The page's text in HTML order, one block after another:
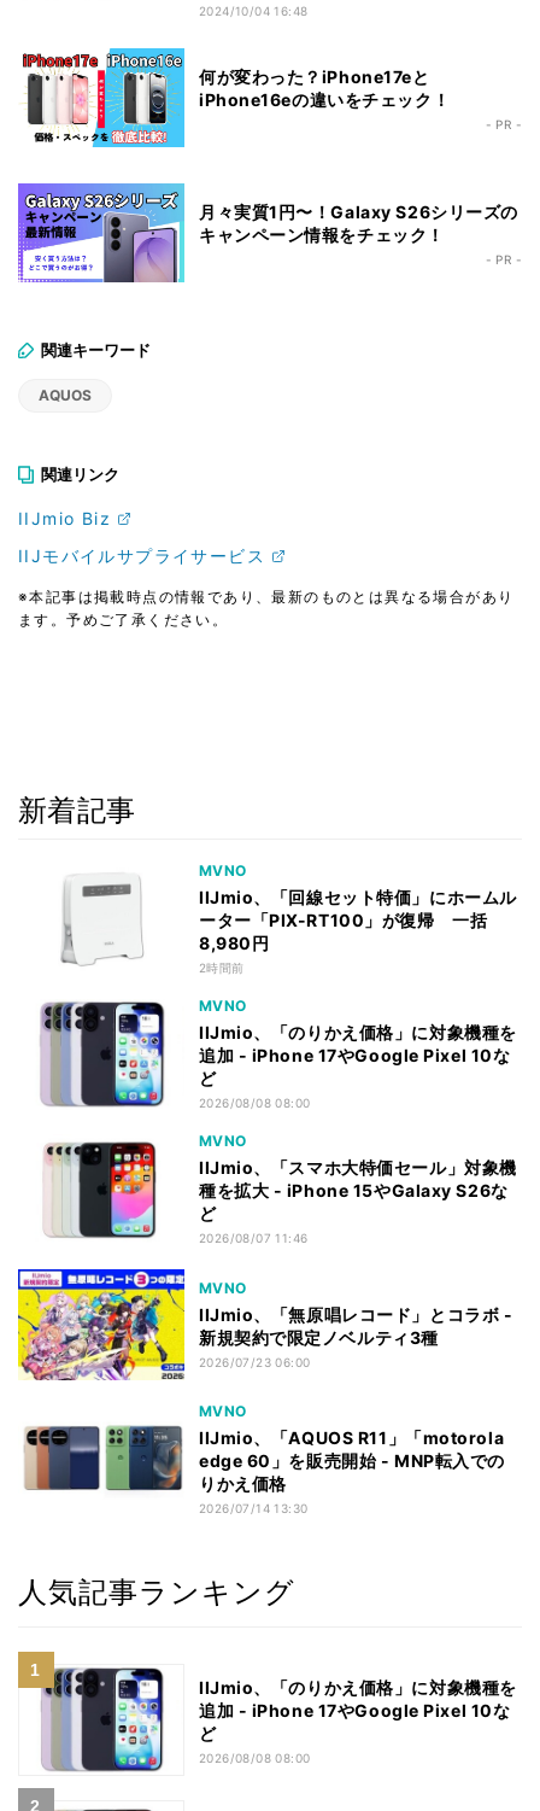
2024/10/04 16:48
何が変わった？iPhone17eと
iPhone16eの違いをチェック！
- PR -
月々実質1円〜！Galaxy S26シリーズの
キャンペーン情報をチェック！
- PR -
関連キーワード
AQUOS
関連リンク
IIJmio Biz
IIJモバイルサプライサービス
※本記事は掲載時点の情報であり、最新のものとは異なる場合があり
ます。予めご了承ください。
新着記事
MVNO
IIJmio、「回線セット特価」にホームル
ーター「PIX-RT100」が復帰 一括
8,980円
2時間前
MVNO
IIJmio、「のりかえ価格」に対象機種を
追加 - iPhone 17やGoogle Pixel 10な
ど
2026/08/08 08:00
MVNO
IIJmio、「スマホ大特価セール」対象機
種を拡大 - iPhone 15やGalaxy S26な
ど
2026/08/07 11:46
MVNO
IIJmio、「無原唱レコード」とコラボ -
新規契約で限定ノベルティ3種
2026/07/23 06:00
MVNO
IIJmio、「AQUOS R11」「motorola
edge 60」を販売開始 - MNP転入での
りかえ価格
2026/07/14 13:30
人気記事ランキング
IIJmio、「のりかえ価格」に対象機種を
追加 - iPhone 17やGoogle Pixel 10な
ど
2026/08/08 08:00